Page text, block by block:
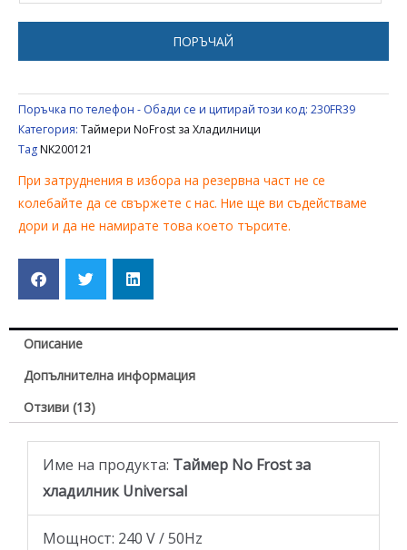
ПОРЪЧАЙ
Поръчка по телефон - Обади се и цитирай този код: 230FR39
Категория: Таймери NoFrost за Хладилници
TagNK200121
При затруднения в избора на резервна част не се
колебайте да се свържете с нас. Ние ще ви съдействаме
дори и да не намирате това което търсите.
Описание
Допълнителна информация
Отзиви (13)
Име на продукта: Таймер No Frost за
хладилник Universal
Moщност: 240 V / 50Hz